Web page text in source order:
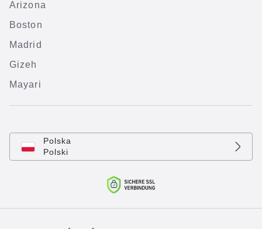
Arizona
Boston
Madrid
Gizeh
Mayari
Polska
Polski